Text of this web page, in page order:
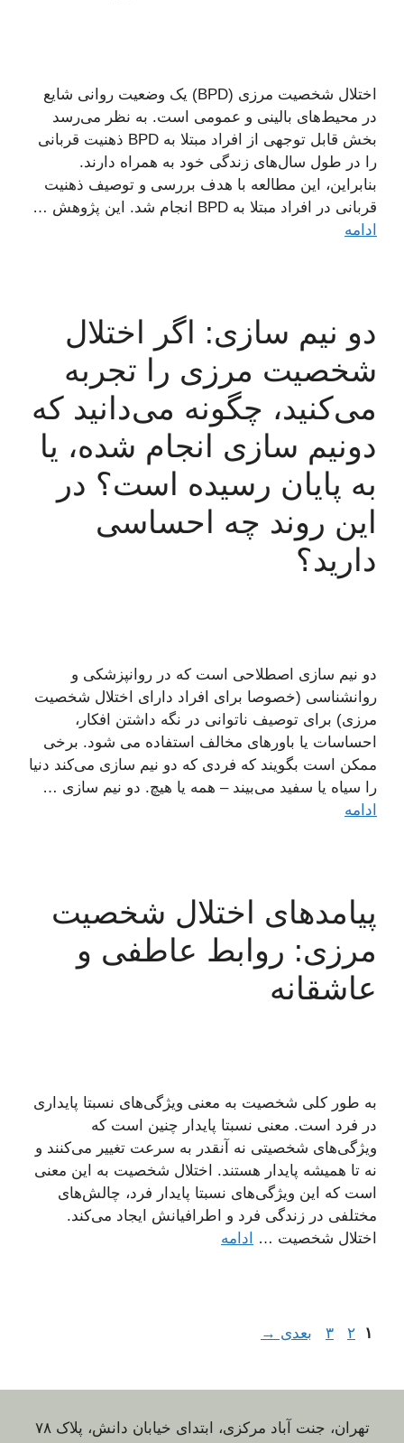
اختلال شخصیت مرزی (BPD) یک وضعیت روانی شایع
در محیط‌های بالینی و عمومی است. به نظر می‌رسد
بخش قابل توجهی از افراد مبتلا به BPD ذهنیت قربانی
را در طول سال‌های زندگی خود به همراه دارند.
بنابراین، این مطالعه با هدف بررسی و توصیف ذهنیت
قربانی در افراد مبتلا به BPD انجام شد. این پژوهش …
ادامه
دو نیم سازی: اگر اختلال
شخصیت مرزی را تجربه
می‌کنید، چگونه می‌دانید که
دو‌نیم سازی انجام شده، یا
به پایان رسیده است؟ در
این روند چه احساسی
دارید؟
دو نیم سازی اصطلاحی است که در روانپزشکی و
روانشناسی (خصوصا برای افراد دارای اختلال شخصیت
مرزی) برای توصیف ناتوانی در نگه داشتن افکار،
احساسات یا باورهای مخالف استفاده می شود. برخی
ممکن است بگویند که فردی که دو نیم سازی می‌کند دنیا
را سیاه یا سفید می‌بیند – همه یا هیچ. دو نیم سازی …
ادامه
پیامدهای اختلال شخصیت
مرزی: روابط عاطفی و
عاشقانه
به طور کلی شخصیت به معنی ویژگی‌های نسبتا پایداری
در فرد است. معنی نسبتا پایدار چنین است که
ویژگی‌های شخصیتی نه آنقدر به سرعت تغییر می‌کنند و
نه تا همیشه پایدار هستند. اختلال شخصیت به این معنی
است که این ویژگی‌های نسبتا پایدار فرد، چالش‌های
مختلفی در زندگی فرد و اطرافیانش ایجاد می‌کند.
اختلال شخصیت …
ادامه
برگه
۱ برگه
۲ برگه
۳ بعدی →
تهران، جنت آباد مرکزی، ابتدای خیابان دانش، پلاک ۷۸